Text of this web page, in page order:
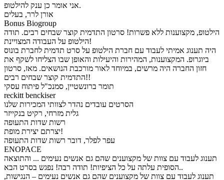
אני אומר כן ענק להילטופ.
אורן לרר, בעלים
Bonus Biogroup
הילטופ, מקצוענות ללא פשרות! סרטון התדמית קוצר שבחים רבים. תודה
הילטופ על העבודה המצויינת!
היה תענוג אמיתי לעבוד עם חברת הילטופ על סרט תדמית לחברת בונוס
ביוגרופ. המקצוענות, המהירות והיעילות והאופן שבו הצליחו לשקף את
חזון החברה היה מרשים, במיוחד לאור מורכבת הנושאים. מאז, סרטון
התדמית קוצר שבחים רבים!!
תומר ברונשטיין, סמנכ"ל פיתוח עסקי
reckitt benckiser
הסרטים עובדים נהדר לצוותי המכירות שלנו
גלית מזרחי, רקיט בנקייזר
רשות שדות התעופה
יצרתם יצירת מופת!
עפר לפלר, דובר רשות שדות התעופה
ENOPACE
תענוג לעבוד עם צוות של מקצוענים שהם גם אנשים נעימים ... והתוצאה
הסופית עלתה על כל הציפיות! תודה רבה! נפגש בסרט הבא..
תענוג לעבוד עם צוות של מקצוענים שהם גם אנשים נעימים – הנגישות,